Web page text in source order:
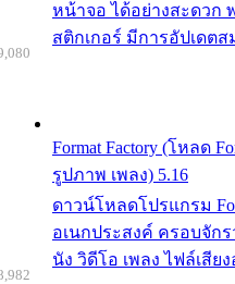
หน้าจอ ได้อย่างสะดวก
สติกเกอร์ มีการอัปเดตส
Format Factory (โหลด
รูปภาพ เพลง) 5.16
ดาวน์โหลดโปรแกรม
อเนกประสงค์ ครอบจัก
นัง วิดีโอ เพลง ไฟล์เสีย